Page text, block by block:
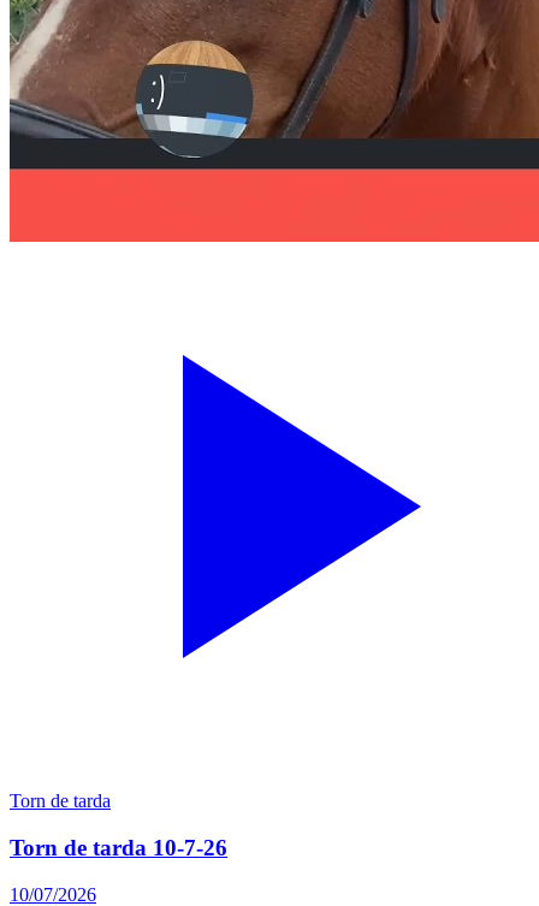
Torn de tarda
Torn de tarda 10-7-26
10/07/2026